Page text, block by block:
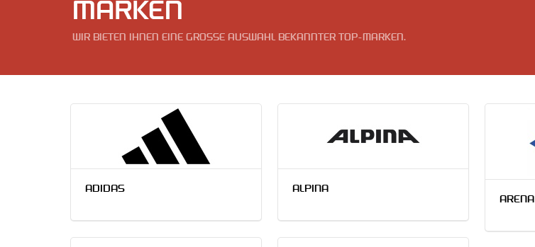
MARKEN
WIR BIETEN IHNEN EINE GROSSE AUSWAHL BEKANNTER TOP-MARKEN.
ADIDAS
ALPINA
ARENA